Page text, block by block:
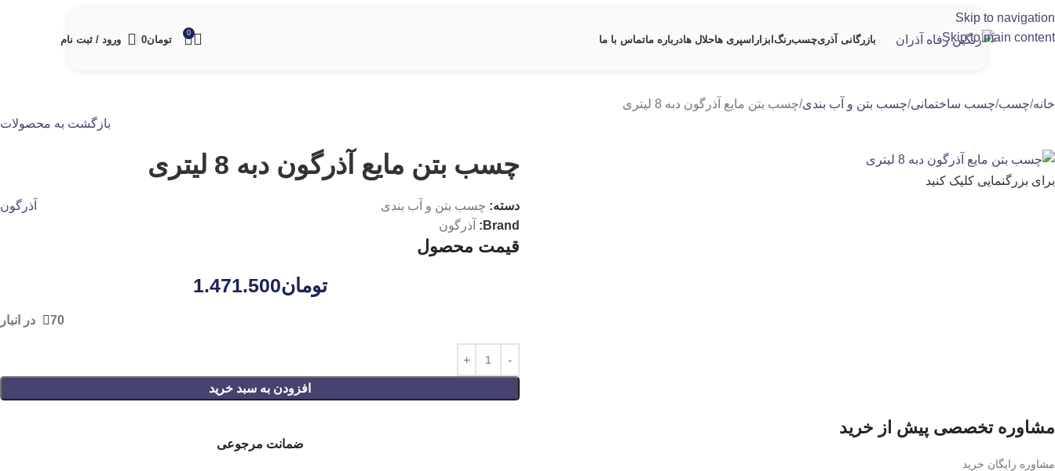
Skip to navigation
Skip to main content
بازرگانی آذریچسبرنگابزار اسپری هاحلال هادرباره ماتماس با ما
0
تومان0 ورود / ثبت نام
خانه چسب چسب ساختمانی چسب بتن و آب بندی چسب بتن مایع آذرگون دبه 8 لیتری
بازگشت به محصولات
برای بزرگنمایی کلیک کنید
چسب بتن مایع آذرگون دبه 8 لیتری
دسته: چسب بتن و آب بندی
Brand:
آذرگون
آذرگون
قیمت محصول
تومان1.471.500
70 در انبار
افزودن به سبد خرید
مشاوره تخصصی پیش از خرید
مشاوره رایگان خرید
ضمانت مرجوعی